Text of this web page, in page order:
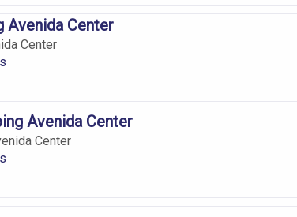
Avenida Center
Center
Avenida Center
Center